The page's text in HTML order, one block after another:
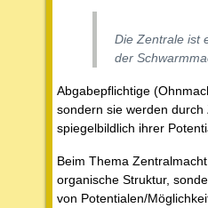
Die Zentrale ist
der
Abgabepflichtige
sondern sie werden
spiegelbildlich ihrer
Beim Thema
organische Struktur,
von Potentialen/